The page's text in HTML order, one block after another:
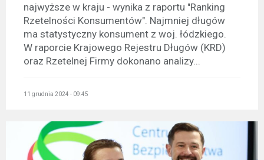
najwyższe w kraju - wynika z raportu "Ranking
Rzetelności Konsumentów". Najmniej długów
ma statystyczny konsument z woj. łódzkiego.
W raporcie Krajowego Rejestru Długów (KRD)
oraz Rzetelnej Firmy dokonano analizy...
11 grudnia 2024 - 09:45